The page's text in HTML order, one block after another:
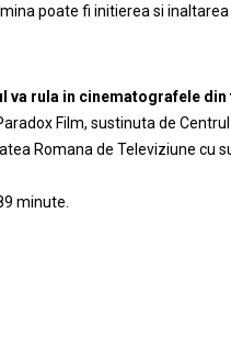
poate fi initierea si inaltarea
va rula in cinematografele din
Film, sustinuta de Centrul
Romana de Televiziune cu
minute.